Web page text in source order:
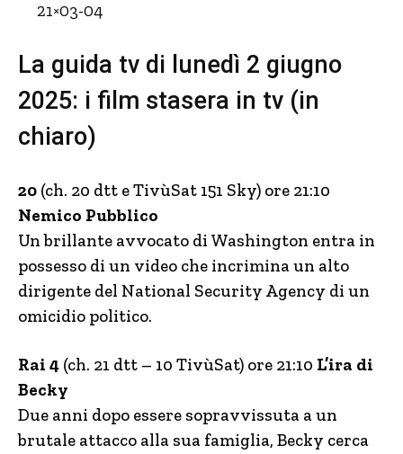
21×03-04
La guida tv di lunedì 2 giugno
2025: i film stasera in tv (in
chiaro)
20 (ch. 20 dtt e TivùSat 151 Sky) ore 21:10
Nemico Pubblico
Un brillante avvocato di Washington entra in
possesso di un video che incrimina un alto
dirigente del National Security Agency di un
omicidio politico.
Rai 4 (ch. 21 dtt – 10 TivùSat) ore 21:10 L’ira di
Becky
Due anni dopo essere sopravvissuta a un
brutale attacco alla sua famiglia, Becky cerca